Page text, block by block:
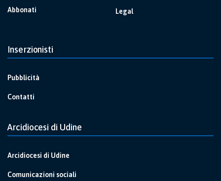
Abbonati Legal
Inserzionisti
Pubblicità
Contatti
Arcidiocesi di Udine
Arcidiocesi di Udine
Comunicazioni sociali